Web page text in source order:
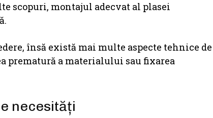
scopuri, montajul adecvat al plasei
însă există mai multe aspecte tehnice de
prematură a materialului sau fixarea
necesități